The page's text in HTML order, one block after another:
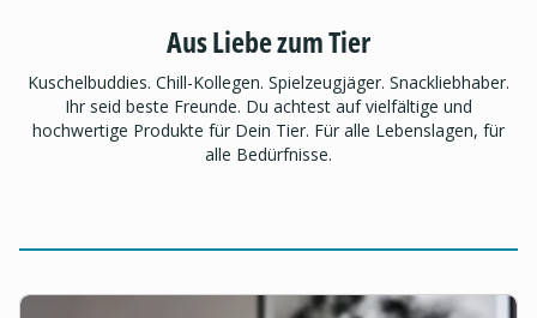
Aus Liebe zum Tier
Kuschelbuddies. Chill-Kollegen. Spielzeugjäger. Snackliebhaber.
Ihr seid beste Freunde. Du achtest auf vielfältige und
hochwertige Produkte für Dein Tier. Für alle Lebenslagen, für
alle Bedürfnisse.